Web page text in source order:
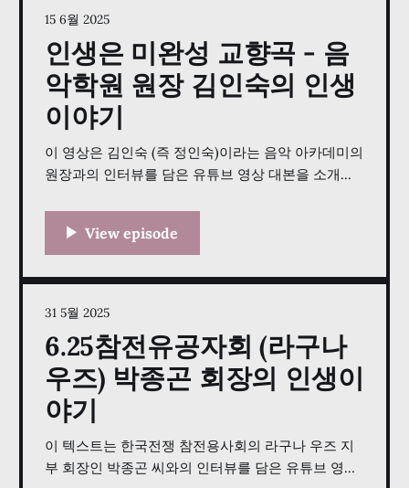
인생은 미완성 교향곡 - 음
악학원 원장 김인숙의 인생
이야기
이 영상은 김인숙 (즉 정인숙)이라는 음악 아카데미의
원장과의 인터뷰를 담은 유튜브 영상 대본을 소개합
있습니다. 이후 미국에서 학생으로서의 경험으로 넘
선 그녀의 이야기를 전합니다. 이야기는 그녀가 미국
전역을 이동하며 겪은 도전과 성공,
15 6월 2025
6.25참전유공자회 (라구나
우즈) 박종곤 회장의 인생이
야기
이 텍스트는 한국전쟁 참전용사회의 라구나 우즈 지
부 회장인 박종곤 씨와의 인터뷰를 담은 유튜브 영상
31 5월 2025